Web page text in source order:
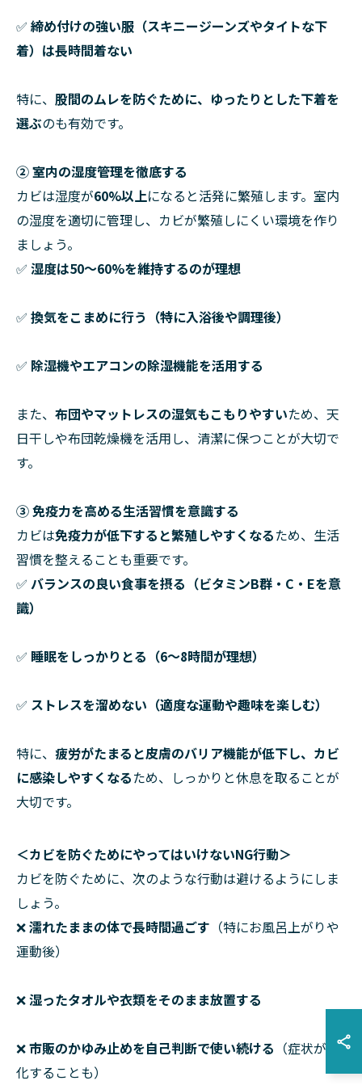
✅ 締め付けの強い服（スキニージーンズやタイトな下
着）は長時間着ない
特に、 股間のムレを防ぐために、ゆったりとした下着を
選ぶのも有効です。
② 室内の湿度管理を徹底する
カビは湿度が60%以上になると活発に繁殖します。室内
の湿度を適切に管理し、カビが繁殖しにくい環境を作り
ましょう。
✅ 湿度は50〜60%を維持するのが理想
✅ 換気をこまめに行う（特に入浴後や調理後）
✅ 除湿機やエアコンの除湿機能を活用する
また、 布団やマットレスの湿気もこもりやすいため、天
日干しや布団乾燥機を活用し、清潔に保つことが大切で
す。
③ 免疫力を高める生活習慣を意識する
カビは免疫力が低下すると繁殖しやすくなるため、生活
習慣を整えることも重要です。
✅ バランスの良い食事を摂る（ビタミンB群・C・Eを意
識）
✅ 睡眠をしっかりとる（6〜8時間が理想）
✅ ストレスを溜めない（適度な運動や趣味を楽しむ）
特に、 疲労がたまると皮膚のバリア機能が低下し、カビ
に感染しやすくなるため、しっかりと休息を取ることが
大切です。
＜カビを防ぐためにやってはいけないNG行動＞
カビを防ぐために、次のような行動は避けるようにしま
しょう。
❌濡れたままの体で長時間過ごす （特にお風呂上がりや
運動後）
❌湿ったタオルや衣類をそのまま放置する
❌市販のかゆみ止めを自己判断で使い続ける （症状が悪
化することも）